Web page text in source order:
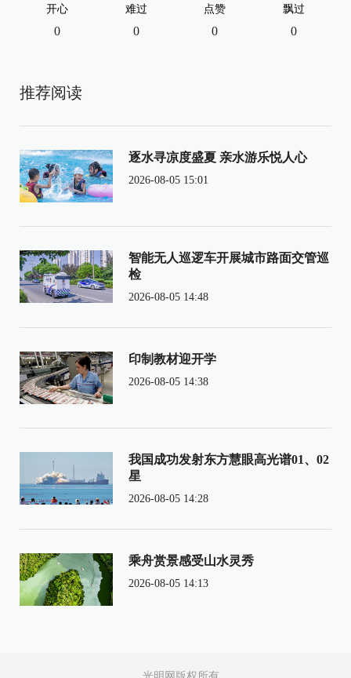
开心
0
难过
0
点赞
0
飘过
0
推荐阅读
逐水寻凉度盛夏 亲水游乐悦人心
2026-08-05 15:01
智能无人巡逻车开展城市路面交管巡
检
2026-08-05 14:48
印制教材迎开学
2026-08-05 14:38
我国成功发射东方慧眼高光谱01、02
星
2026-08-05 14:28
乘舟赏景感受山水灵秀
2026-08-05 14:13